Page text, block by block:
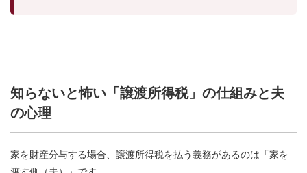
知らないと怖い「譲渡所得税」の仕組みと夫
の心理
家を財産分与する場合、譲渡所得税を払う義務があるのは「家を